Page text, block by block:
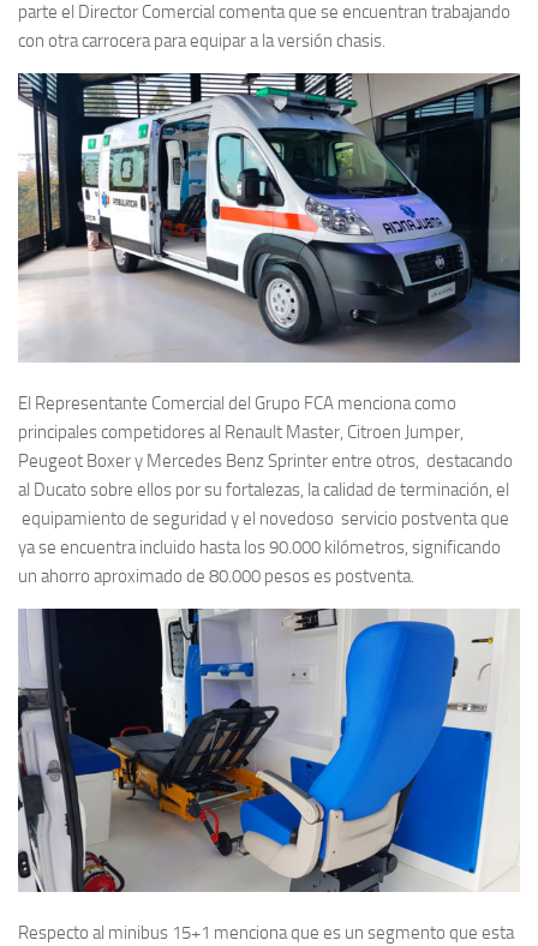
parte el Director Comercial comenta que se encuentran trabajando
con otra carrocera para equipar a la versión chasis.
El Representante Comercial del Grupo FCA menciona como
principales competidores al Renault Master, Citroen Jumper,
Peugeot Boxer y Mercedes Benz Sprinter entre otros, destacando
al Ducato sobre ellos por su fortalezas, la calidad de terminación, el
equipamiento de seguridad y el novedoso servicio postventa que
ya se encuentra incluido hasta los 90.000 kilómetros, significando
un ahorro aproximado de 80.000 pesos es postventa.
Respecto al minibus 15+1 menciona que es un segmento que esta